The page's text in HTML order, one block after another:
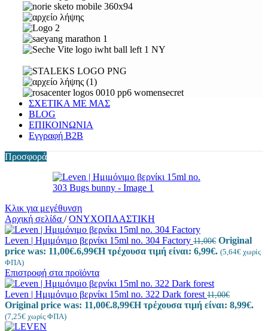
ΣΧΕΤΙΚΑ ΜΕ ΜΑΣ
BLOG
ΕΠΙΚΟΙΝΩΝΙΑ
Εγγραφή Β2Β
Προσφορά
Κλικ για μεγέθυνση
Αρχική σελίδα / ΟΝΥΧΟΠΛΑΣΤΙΚΗ
Leven | Ημιμόνιμο βερνίκι 15ml no. 304 Factory 11,00€ Original
price was: 11,00€.6,99€Η τρέχουσα τιμή είναι: 6,99€. (5,64€ χωρίς
ΦΠΑ)
Επιστροφή στα προϊόντα
Leven | Ημιμόνιμο βερνίκι 15ml no. 322 Dark forest 11,00€
Original price was: 11,00€.8,99€Η τρέχουσα τιμή είναι: 8,99€.
(7,25€ χωρίς ΦΠΑ)